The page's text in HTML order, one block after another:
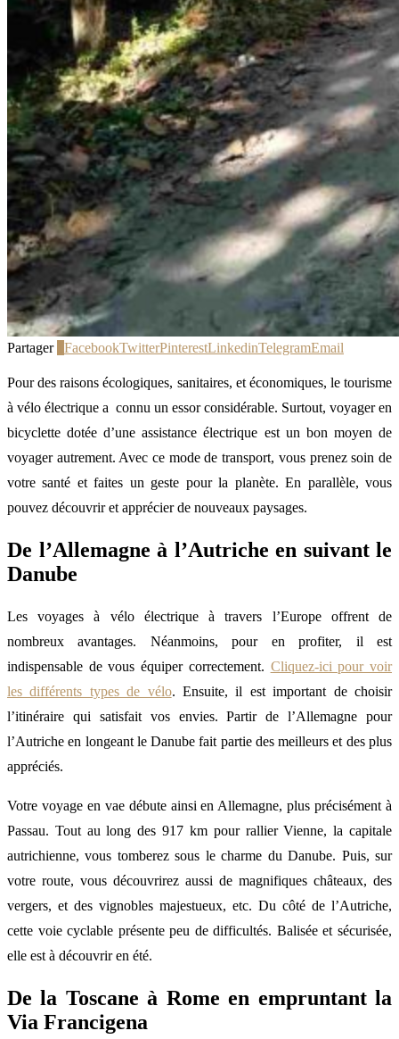
Partager FacebookTwitterPinterestLinkedinTelegramEmail
Pour des raisons écologiques, sanitaires, et économiques, le tourisme
à vélo électrique a connu un essor considérable. Surtout, voyager en
bicyclette dotée d’une assistance électrique est un bon moyen de
voyager autrement. Avec ce mode de transport, vous prenez soin de
votre santé et faites un geste pour la planète. En parallèle, vous
pouvez découvrir et apprécier de nouveaux paysages.
De l’Allemagne à l’Autriche en suivant le
Danube
Les voyages à vélo électrique à travers l’Europe offrent de
nombreux avantages. Néanmoins, pour en profiter, il est
indispensable de vous équiper correctement. Cliquez-ici pour voir
les différents types de vélo. Ensuite, il est important de choisir
l’itinéraire qui satisfait vos envies. Partir de l’Allemagne pour
l’Autriche en longeant le Danube fait partie des meilleurs et des plus
appréciés.
Votre voyage en vae débute ainsi en Allemagne, plus précisément à
Passau. Tout au long des 917 km pour rallier Vienne, la capitale
autrichienne, vous tomberez sous le charme du Danube. Puis, sur
votre route, vous découvrirez aussi de magnifiques châteaux, des
vergers, et des vignobles majestueux, etc. Du côté de l’Autriche,
cette voie cyclable présente peu de difficultés. Balisée et sécurisée,
elle est à découvrir en été.
De la Toscane à Rome en empruntant la
Via Francigena